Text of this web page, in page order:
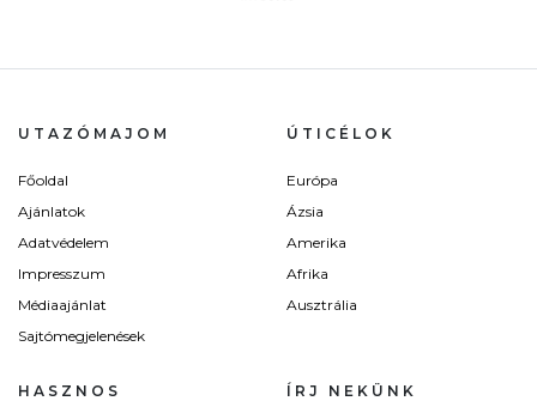
UTAZÓMAJOM
Főoldal
Ajánlatok
Adatvédelem
Impresszum
Médiaajánlat
Sajtómegjelenések
ÚTICÉLOK
Európa
Ázsia
Amerika
Afrika
Ausztrália
HASZNOS ÍRJ NEKÜNK